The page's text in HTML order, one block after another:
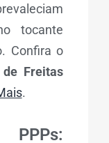
tocante
Confira o
Freitas
.